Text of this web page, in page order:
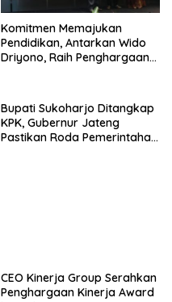
Komitmen Memajukan
Pendidikan, Antarkan Wido
Driyono, Raih Penghargaan
Bupati Sukoharjo Ditangkap
KPK, Gubernur Jateng
Pastikan Roda Pemerintahan
CEO Kinerja Group Serahkan
Penghargaan Kinerja Award